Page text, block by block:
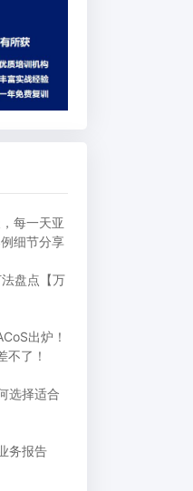
每一天亚
细节分享
盘点【万
出炉！
不了！
选择适合
务报告